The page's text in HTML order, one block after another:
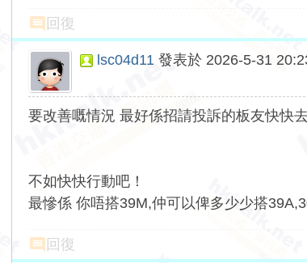
回復
lsc04d11 發表於 2026-5-31
要改善嘅情況 最好係招請投訴的板友快快
不如快快行動吧！
最慘係 你唔搭39M,仲可以俾多少少搭
回復